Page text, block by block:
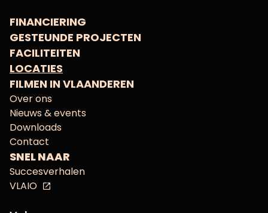
FINANCIERING
GESTEUNDE PROJECTEN
FACILITEITEN
LOCATIES
FILMEN IN VLAANDEREN
Over ons
Nieuws & events
Downloads
Contact
SNEL NAAR
Succesverhalen
VLAIO